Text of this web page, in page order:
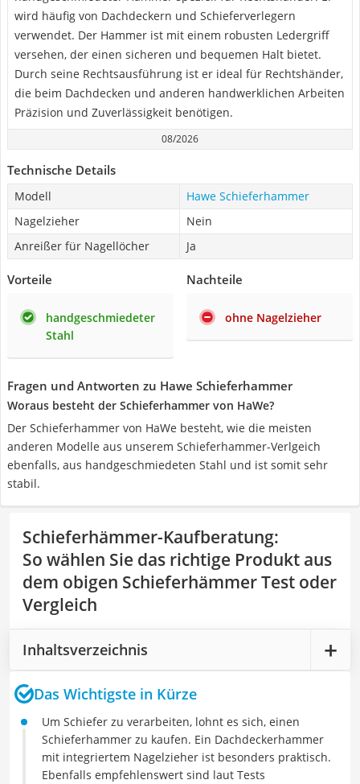
wird häufig von Dachdeckern und Schieferverlegern
verwendet. Der Hammer ist mit einem robusten Ledergriff
versehen, der einen sicheren und bequemen Halt bietet.
Durch seine Rechtsausführung ist er ideal für Rechtshänder,
die beim Dachdecken und anderen handwerklichen Arbeiten
Präzision und Zuverlässigkeit benötigen.
08/2026
Technische Details
Modell
Hawe Schieferhammer
Nagelzieher
Nein
Anreißer für Nagellöcher
Ja
Vorteile
handgeschmiedeter
Stahl
Nachteile
ohne Nagelzieher
Fragen und Antworten zu Hawe Schieferhammer
Woraus besteht der Schieferhammer von HaWe?
Der Schieferhammer von HaWe besteht, wie die meisten
anderen Modelle aus unserem Schieferhammer-Verlgeich
ebenfalls, aus handgeschmiedeten Stahl und ist somit sehr
stabil.
Schieferhämmer-Kaufberatung:
So wählen Sie das richtige Produkt aus
dem obigen Schieferhämmer Test oder
Vergleich
Inhaltsverzeichnis
Das Wichtigste in Kürze
Um Schiefer zu verarbeiten, lohnt es sich, einen
Schieferhammer zu kaufen. Ein Dachdeckerhammer
mit integriertem Nagelzieher ist besonders praktisch.
Ebenfalls empfehlenswert sind laut Tests